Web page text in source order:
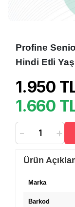
Profine
Hindi Etli
1.950
1.660
- +
Ürün
Marka
Barkod